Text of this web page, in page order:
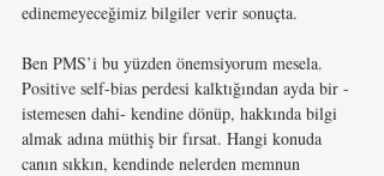
edinemeyeceğimiz bilgiler verir sonuçta.
Ben PMS’i bu yüzden önemsiyorum mesela.
Positive self-bias perdesi kalktığından ayda bir -
istemesen dahi- kendine dönüp, hakkında bilgi
almak adına müthiş bir fırsat. Hangi konuda
canın sıkkın, kendinde nelerden memnun